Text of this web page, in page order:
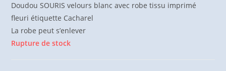
Doudou SOURIS velours blanc avec robe tissu imprimé
fleuri étiquette Cacharel
La robe peut s’enlever
Rupture de stock